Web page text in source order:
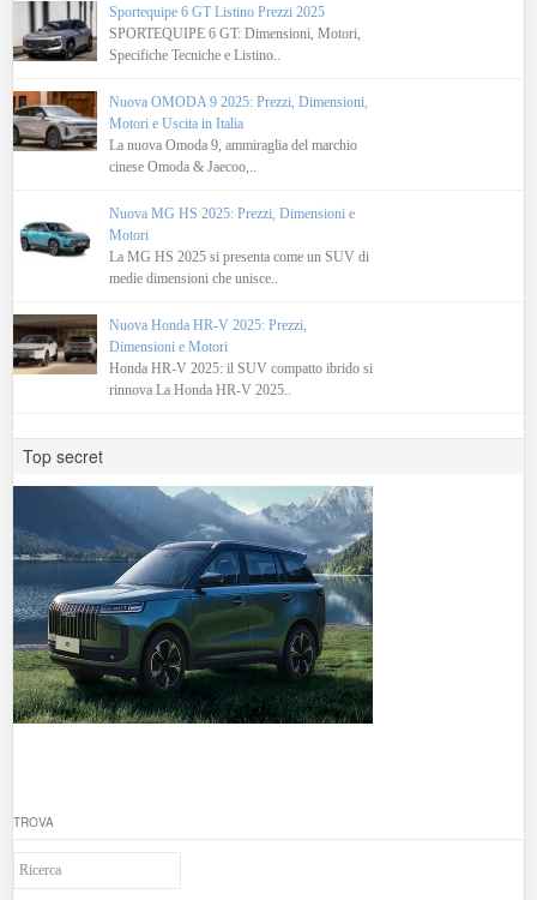
Sportequipe 6 GT Listino Prezzi 2025
SPORTEQUIPE 6 GT: Dimensioni, Motori,
Specifiche Tecniche e Listino..
Nuova OMODA 9 2025: Prezzi, Dimensioni,
Motori e Uscita in Italia
La nuova Omoda 9, ammiraglia del marchio
cinese Omoda & Jaecoo,..
Nuova MG HS 2025: Prezzi, Dimensioni e
Motori
La MG HS 2025 si presenta come un SUV di
medie dimensioni che unisce..
Nuova Honda HR-V 2025: Prezzi,
Dimensioni e Motori
Honda HR-V 2025: il SUV compatto ibrido si
rinnova La Honda HR-V 2025..
Top secret
TROVA